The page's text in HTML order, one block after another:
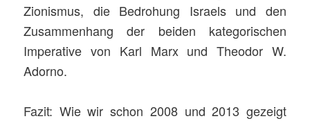
Zionismus, die Bedrohung Israels und den
Zusammenhang der beiden kategorischen
Imperative von Karl Marx und Theodor W.
Adorno.
Fazit: Wie wir schon 2008 und 2013 gezeigt